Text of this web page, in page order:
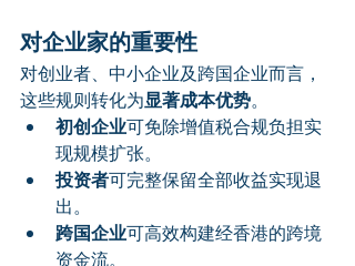
对企业家的重要性
对创业者、中小企业及跨国企业而言，
这些规则转化为显著成本优势。
初创企业可免除增值税合规负担实
现规模扩张。
投资者可完整保留全部收益实现退
出。
跨国企业可高效构建经香港的跨境
资金流。